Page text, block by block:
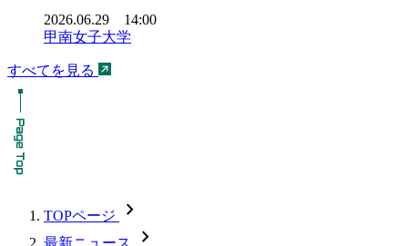
2026.06.29 14:00
甲南女子大学
すべてを見る
TOPページ chevron_forward
最新ニュース chevron_forward